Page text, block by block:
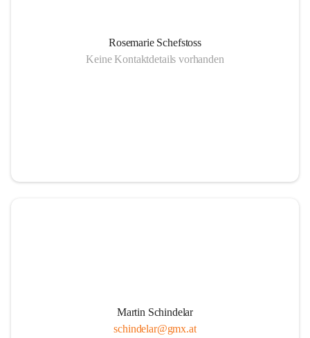
Rosemarie Schefstoss
Keine Kontaktdetails vorhanden
Martin Schindelar
schindelar@gmx.at